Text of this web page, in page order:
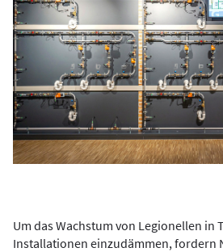
Um das Wachstum von Legionellen in
Installationen einzudämmen, fordern